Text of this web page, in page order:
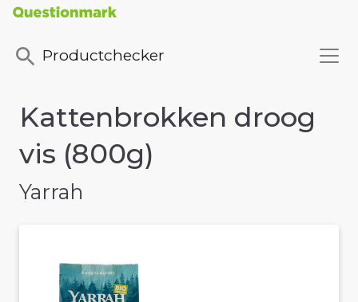
Productchecker
Kattenbrokken droog
vis (800g)
Yarrah